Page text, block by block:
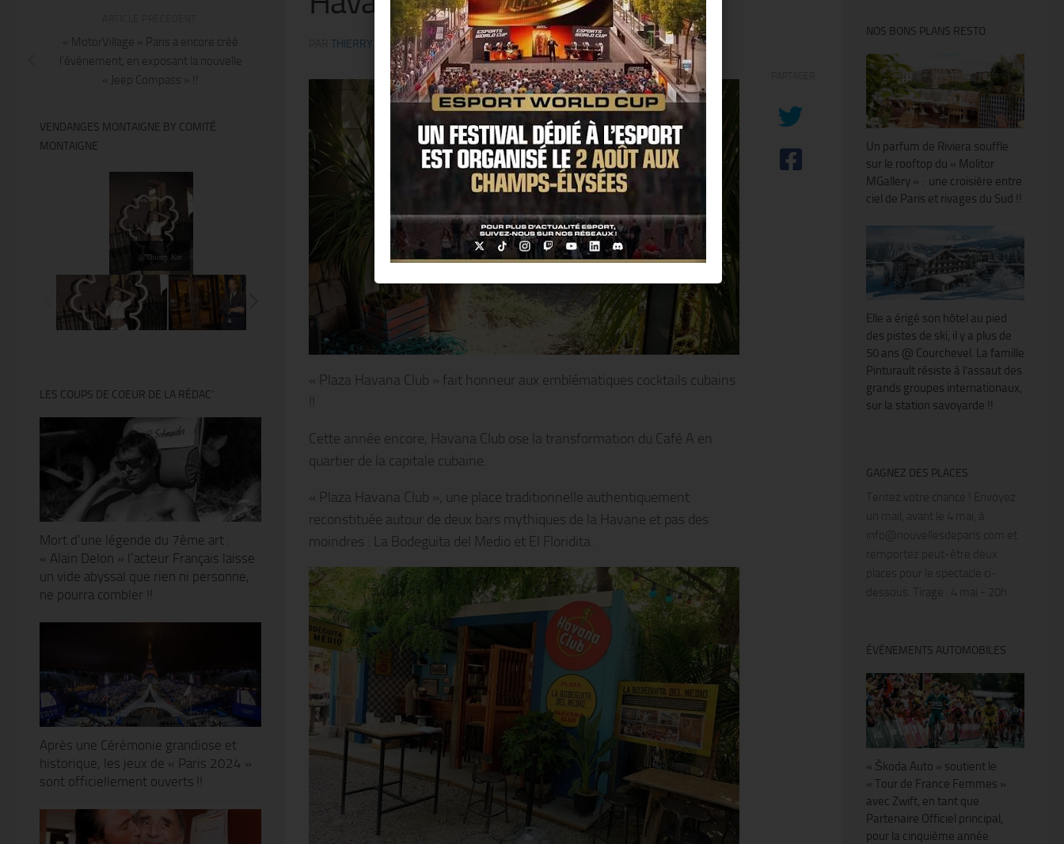
THIERRY KER· PUBLIÉ29 JUIN 2017· MIS À JOUR10 AOÛT 2017
« Plaza Havana Club » fait honneur aux emblématiques cocktails cubains
Cette année encore, Havana Club ose la transformation du Café A en
quartier de la capitale cubaine.
« Plaza Havana Club », une place traditionnelle authentiquement
reconstituée autour de deux bars mythiques de la Havane et pas des
moindres : La Bodeguita del Medio et El Floridita.
« MotorVillage » Paris a encore créé
l’événement, en exposant la nouvelle
« Jeep Compass » !!
VENDANGES MONTAIGNE BY COMITÉ
MONTAIGNE
@Thierry Ker
LES COUPS DE COEUR DE LA RÉDAC’
Mort d’une légende du 7ème art :
« Alain Delon » l’acteur Français laisse
un vide abyssal que rien ni personne,
ne pourra combler !!
Après une Cérémonie grandiose et
historique, les jeux de « Paris 2024 »
sont officiellement ouverts !!
NOS BONS PLANS RESTO
Un parfum de Riviera souffle
sur le rooftop du « Molitor
MGallery » : une croisière entre
ciel de Paris et rivages du Sud !!
Elle a érigé son hôtel au pied
des pistes de ski, il y a plus de
50 ans @ Courchevel. La famille
Pinturault résiste à l’assaut des
grands groupes internationaux,
sur la station savoyarde !!
GAGNEZ DES PLACES
Tentez votre chance ! Envoyez
un mail, avant le 4 mai, à
info@nouvellesdeparis.com et
remportez peut-être deux
places pour le spectacle ci-
dessous. Tirage : 4 mai - 20h
ÉVÉNEMENTS AUTOMOBILES
« Škoda Auto » soutient le
« Tour de France Femmes »
avec Zwift, en tant que
Partenaire Officiel principal,
pour la cinquième année